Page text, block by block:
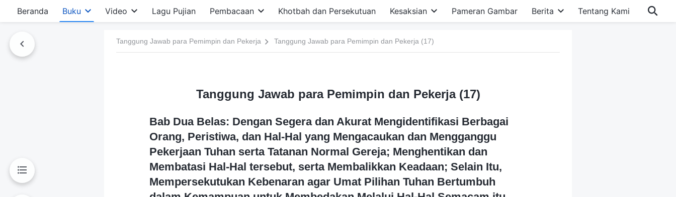
Beranda Buku Video Lagu Pujian Pembacaan Khotbah dan Persekutuan Kesaksian Pameran Gambar Berita Tentang Kami
Tanggung Jawab para Pemimpin dan Pekerja Tanggung Jawab para Pemimpin dan Pekerja (17)
Tanggung Jawab para Pemimpin dan Pekerja (17)
Bab Dua Belas: Dengan Segera dan Akurat Mengidentifikasi Berbagai
Orang, Peristiwa, dan Hal-Hal yang Mengacaukan dan Mengganggu
Pekerjaan Tuhan serta Tatanan Normal Gereja; Menghentikan dan
Membatasi Hal-Hal tersebut, serta Membalikkan Keadaan; Selain Itu,
Mempersekutukan Kebenaran agar Umat Pilihan Tuhan Bertumbuh